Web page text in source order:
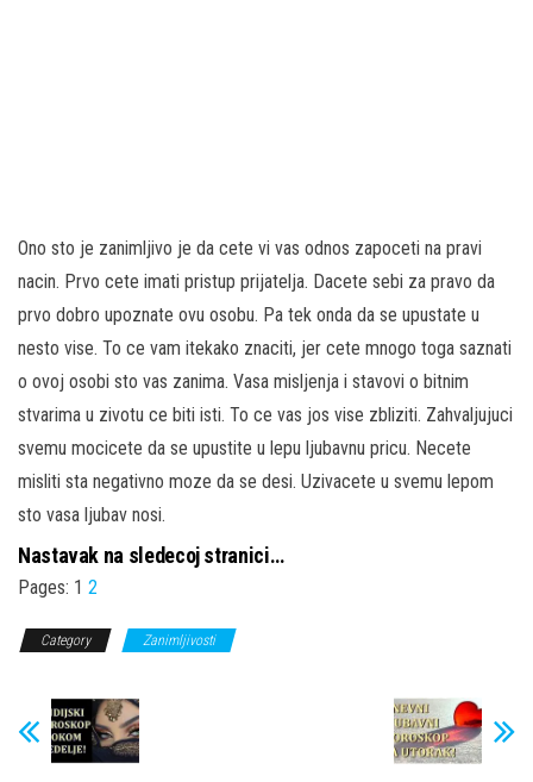
Ono sto je zanimljivo je da cete vi vas odnos zapoceti na pravi
nacin. Prvo cete imati pristup prijatelja. Dacete sebi za pravo da
prvo dobro upoznate ovu osobu. Pa tek onda da se upustate u
nesto vise. To ce vam itekako znaciti, jer cete mnogo toga saznati
o ovoj osobi sto vas zanima. Vasa misljenja i stavovi o bitnim
stvarima u zivotu ce biti isti. To ce vas jos vise zbliziti. Zahvaljujuci
svemu mocicete da se upustite u lepu ljubavnu pricu. Necete
misliti sta negativno moze da se desi. Uzivacete u svemu lepom
sto vasa ljubav nosi.
Nastavak na sledecoj stranici…
Pages: 1 2
Category Zanimljivosti